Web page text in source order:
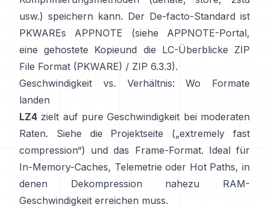
usw.) speichern kann. Der De-facto-Standard ist
PKWAREs APPNOTE (siehe
APPNOTE-Portal,
eine gehostete Kopieund die LC-Überblicke ZIP
File Format (PKWARE) / ZIP 6.3.3).
Geschwindigkeit vs. Verhältnis: Wo Formate
landen
LZ4 zielt auf pure Geschwindigkeit bei moderaten
Raten. Siehe die
Projektseite
(„extremely fast
compression“) und das Frame-Format. Ideal für
In-Memory-Caches, Telemetrie oder Hot Paths, in
denen Dekompression nahezu RAM-
Geschwindigkeit erreichen muss.